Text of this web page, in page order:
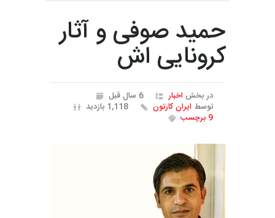
حمید صوفی و آثار
کرونایی اش
در بخش اخبار
6 سال قبل
توسط ایران کارتون
1,118 بازدید
9 برچسب